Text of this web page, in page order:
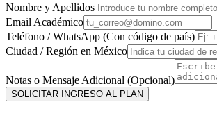
Nombre y Apellidos
Email Académico
Teléfono / WhatsApp (Con código de país)
Ciudad / Región en México
Notas o Mensaje Adicional (Opcional)
SOLICITAR INGRESO AL PLAN